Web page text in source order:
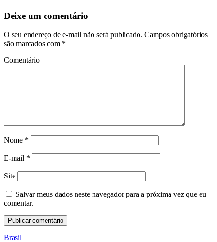
Deixe um comentário
O seu endereço de e-mail não será publicado. Campos obrigatórios
são marcados com *
Comentário
Nome *
E-mail *
Site
Salvar meus dados neste navegador para a próxima vez que eu
comentar.
Brasil